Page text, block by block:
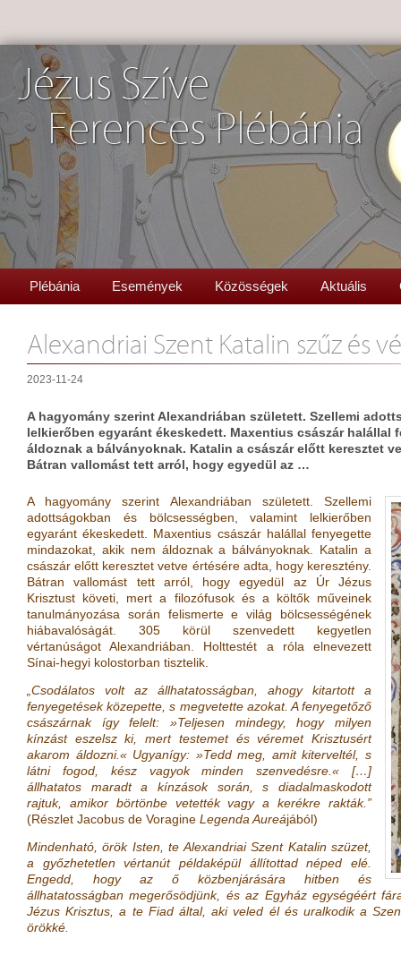
Jézus Szíve
Ferences Plébánia
Plébánia Események Közösségek Aktuális
Alexandriai Szent Katalin szűz és
2023-11-24
A hagyomány szerint Alexandriában született. Szellemi
lelkierőben egyaránt ékeskedett. Maxentius császár halállal
áldoznak a bálványoknak. Katalin a császár előtt keresztet
Bátran vallomást tett arról, hogy egyedül az …
A hagyomány szerint Alexandriában született. Szellemi
adottságokban és bölcsességben, valamint lelkierőben
egyaránt ékeskedett. Maxentius császár halállal fenyegette
mindazokat, akik nem áldoznak a bálványoknak. Katalin a
császár előtt keresztet vetve értésére adta, hogy keresztény.
Bátran vallomást tett arról, hogy egyedül az Úr Jézus
Krisztust követi, mert a filozófusok és a költők műveinek
tanulmányozása során felismerte e világ bölcsességének
hiábavalóságát. 305 körül szenvedett kegyetlen
vértanúságot Alexandriában. Holttestét a róla elnevezett
Sínai-hegyi kolostorban tisztelik.
„Csodálatos volt az állhatatosságban, ahogy kitartott a
fenyegetések közepette, s megvetette azokat. A fenyegetőző
császárnak így felelt: »Teljesen mindegy, hogy milyen
kínzást eszelsz ki, mert testemet és véremet Krisztusért
akarom áldozni.« Ugyanígy: »Tedd meg, amit kiterveltél, s
látni fogod, kész vagyok minden szenvedésre.« […]
állhatatos maradt a kínzások során, s diadalmaskodott
rajtuk, amikor börtönbe vetették vagy a kerékre rakták.”
(Részlet Jacobus de Voragine Legenda Aureájából)
Mindenható, örök Isten, te Alexandriai Szent Katalin szüzet,
a győzhetetlen vértanút példaképül állítottad néped elé.
Engedd, hogy az ő közbenjárására hitben és
állhatatosságban megerősödjünk, és az Egyház egységéért
Jézus Krisztus, a te Fiad által, aki veled él és uralkodik a
örökké.